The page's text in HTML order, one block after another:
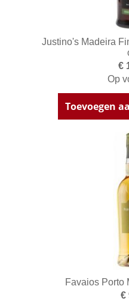
Justino's Madeira
€
Op
Toevoegen
Favaios Porto
€